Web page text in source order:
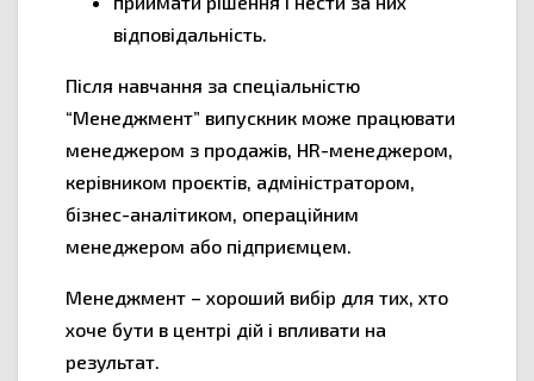
відповідальність.
Після навчання за спеціальністю
“Менеджмент” випускник може працювати
менеджером з продажів, HR-менеджером,
керівником проєктів, адміністратором,
бізнес-аналітиком, операційним
менеджером або підприємцем.
Менеджмент – хороший вибір для тих, хто
хоче бути в центрі дій і впливати на
результат.